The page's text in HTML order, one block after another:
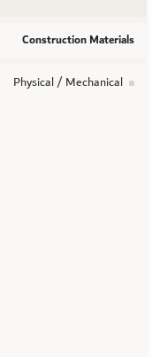
Construction Materials
Physical / Mechanical